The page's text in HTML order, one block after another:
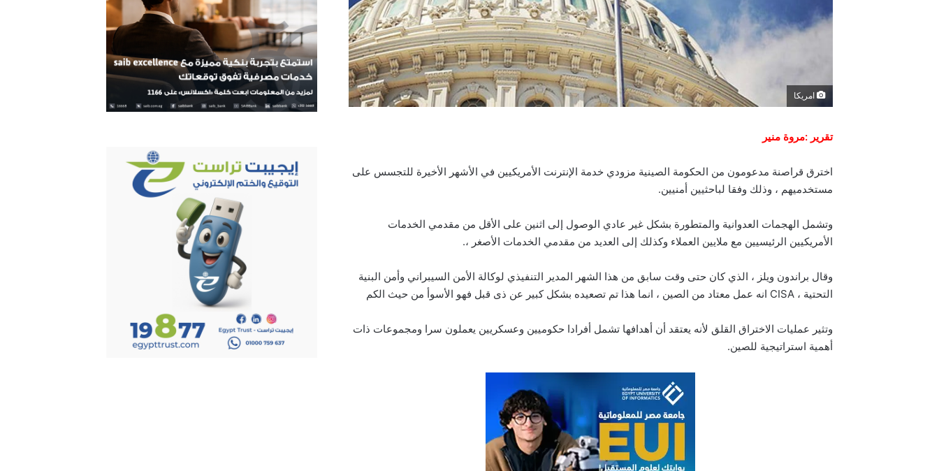
امريكا
تقرير :مروة منير
اخترق قراصنة مدعومون من الحكومة الصينية مزودي خدمة الإنترنت الأمريكيين في الأشهر الأخيرة للتجسس على
مستخدميهم ، وذلك وفقا لباحثيين أمنيين.
وتشمل الهجمات العدوانية والمتطورة بشكل غير عادي الوصول إلى اثنين على الأقل من مقدمي الخدمات
الأمريكيين الرئيسيين مع ملايين العملاء وكذلك إلى العديد من مقدمي الخدمات الأصغر ،.
وقال براندون ويلز ، الذي كان حتى وقت سابق من هذا الشهر المدير التنفيذي لوكالة الأمن السيبراني وأمن البنية
التحتية ، CISA انه عمل معتاد من الصين ، انما هذا تم تصعيده بشكل كبير عن ذى قبل فهو الأسوأ من حيث الكم
وتثير عمليات الاختراق القلق لأنه يعتقد أن أهدافها تشمل أفرادا حكوميين وعسكريين يعملون سرا ومجموعات ذات
أهمية استراتيجية للصين.